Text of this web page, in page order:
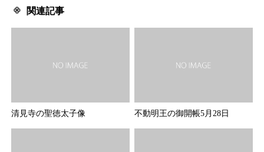
関連記事
清見寺の聖徳太子像 不動明王の御開帳5月28日